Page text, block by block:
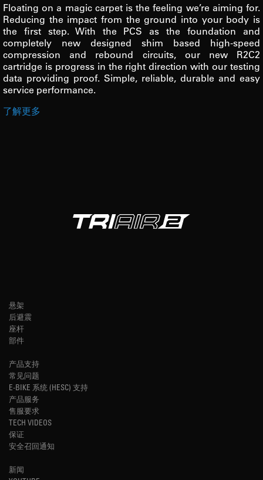
Floating on a magic carpet is the feeling we’re aiming for.
Reducing the impact from the ground into your body is
the first step. With the PCS as the foundation and
completely new designed shim based high-speed
compression and rebound circuits, our new R2C2
cartridge is progress in the right direction with our testing
data providing proof. Simple, reliable, durable and easy
service performance.
了解更多
悬架
后避震
座杆
部件
产品支持
常见问题
E-BIKE 系统 (HESC) 支持
产品服务
售服要求
TECH VIDEOS
保证
安全召回通知
新闻